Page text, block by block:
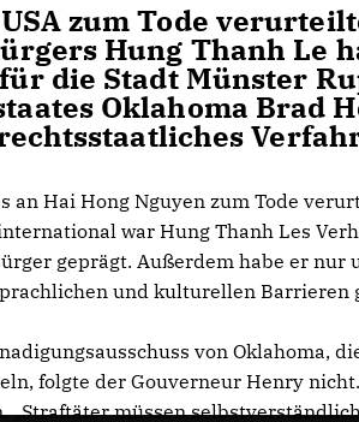
zum Tode
Hung Thanh Le
die Stadt Münster
Oklahoma Brad
an Hai Hong Nguyen zum Tode
war Hung Thanh Les
geprägt. Außerdem habe er
und kulturellen Barrieren
von Oklahoma,
folgte der Gouverneur Henry
„Straftäter müssen